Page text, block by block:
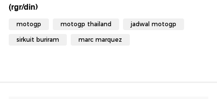
(rgr/din)
motogp motogp thailand jadwal motogp
sirkuit buriram marc marquez